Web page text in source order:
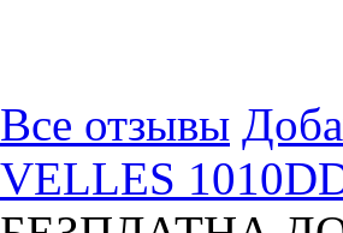
Все отзывы
VELLES